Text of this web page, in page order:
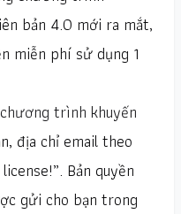
bản 4.0 mới ra mắt,
miễn phí sử dụng 1
trình khuyến
địa chỉ email theo
Bản quyền
gửi cho bạn trong